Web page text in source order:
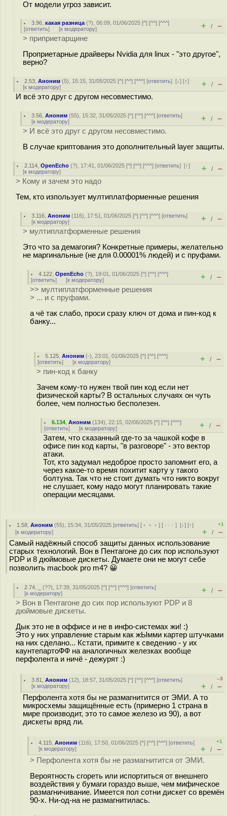
От модели угроз зависит.
3.96 ,какая разница (?), 06:09, 01/06/2025 [^] [^^] [^^^]
[ответить] [к модератору] + / –
> приприетарщине
Проприетарные драйверы Nvidia для linux - "это другое",
верно?
2.53 ,Аноним (5), 15:15, 31/05/2025 [^] [^^] [^^^] [ответить][↓] [↑]
[к модератору] + / –
И всё это друг с другом несовместимо.
3.56 ,Аноним (55), 15:32, 31/05/2025 [^] [^^] [^^^] [ответить]
[к модератору] + / –
> И всё это друг с другом несовместимо.
В случае криптования это дополнительный layer защиты.
2.114 ,OpenEcho (?), 17:41, 01/06/2025 [^] [^^] [^^^] [ответить][↑]
[к модератору] + / –
> Кому и зачем это надо
Тем, кто изпользует мултиплатформенные решения
3.116 ,Аноним (116), 17:51, 01/06/2025 [^] [^^] [^^^] [ответить]
[к модератору] + / –
> мултиплатформенные решения
Это что за демагогия? Конкретные примеры, желательно
не маргинальные (не для 0.00001% людей) и с пруфами.
4.122 ,OpenEcho (?), 19:01, 01/06/2025 [^] [^^] [^^^]
[ответить] [к модератору] + / –
>> мултиплатформенные решения
> ... и с пруфами.
а чё так слабо, проси сразу ключ от дома и пин-код к
банку...
5.125 ,Аноним (-), 23:01, 01/06/2025 [^] [^^] [^^^]
[ответить] [к модератору] + / –
> пин-код к банку
Зачем кому-то нужен твой пин код если нет
физической карты? В остальных случаях он чуть
более, чем полностью бесполезен.
6.134 ,Аноним (134), 22:15, 02/06/2025 [^] [^^] [^^^]
[ответить] [к модератору] + / –
Затем, что сказанный где-то за чашкой кофе в
офисе пин код карты, "в разговоре" - это вектор
атаки.
Тот, кто задумал недоброе просто запомнит его, а
через какое-то время похитит карту у такого
болтуна. Так что не стоит думать что никто вокруг
не слушает, кому надо могут планировать такие
операции месяцами.
1.58 ,Аноним (55), 15:34, 31/05/2025 [ответить] [ ﹢﹢﹢] [ · · ·][↓] [↑]
[к модератору]
+1
+ / –
Самый надёжный способ защиты данных использование
старых технологий. Вон в Пентагоне до сих пор используют
PDP и 8 дюймовые дискеты. Думаете они не могут себе
позволить macbook pro m4? 😀
2.74 (??), 17:39, 31/05/2025 [^] [^^] [^^^] [ответить]
[к модератору] + / –
> Вон в Пентагоне до сих пор используют PDP и 8
дюймовые дискеты.
Дык это не в оффисе и не в инфо-системах жи! :)
Это у них управление старым как жЫмми картер штучками
на них сделано... Кстати, примите к сведению - у их
каунтепартоФФ на аналогичных железках вообще
перфолента и ничё - дежурят :)
3.81 ,Аноним (12), 18:57, 31/05/2025 [^] [^^] [^^^] [ответить]
[к модератору]
–3
+ / –
Перфолента хотя бы не размагнитится от ЭМИ. А то
микросхемы защищённые есть (примерно 1 страна в
мире производит, это то самое железо из 90), а вот
дискеты вряд ли.
4.115 ,Аноним (116), 17:50, 01/06/2025 [^] [^^] [^^^] [ответить]
[к модератору]
+1
+ / –
> Перфолента хотя бы не размагнитится от ЭМИ.
Вероятность сгореть или испортиться от внешнего
воздействия у бумаги гораздо выше, чем мифическое
размагничивание. Имеется пол сотни дискет со времён
90-х. Ни-од-на не размагнитилась.